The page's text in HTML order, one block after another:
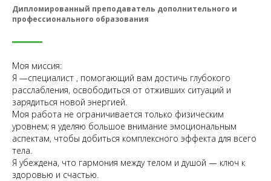
Дипломированный преподаватель дополнительного и
профессионального образования
Моя миссия:
Я —специалист , помогающий вам достичь глубокого
расслабления, освободиться от отживших ситуаций и
зарядиться новой энергией.
Моя работа не ограничивается только физическим
уровнем; я уделяю большое внимание эмоциональным
аспектам, чтобы добиться комплексного эффекта для всего
тела.
Я убеждена, что гармония между телом и душой — ключ к
здоровью и счастью.